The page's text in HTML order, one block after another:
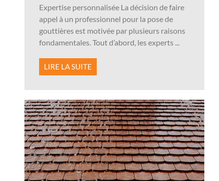
Expertise personnalisée La décision de faire
appel à un professionnel pour la pose de
gouttières est motivée par plusieurs raisons
fondamentales. Tout d’abord, les experts ...
LIRE LA SUITE